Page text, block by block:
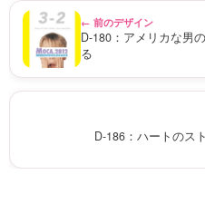
← 前のデザイン
D-180：アメリカな男
る
D-186：ハートのス